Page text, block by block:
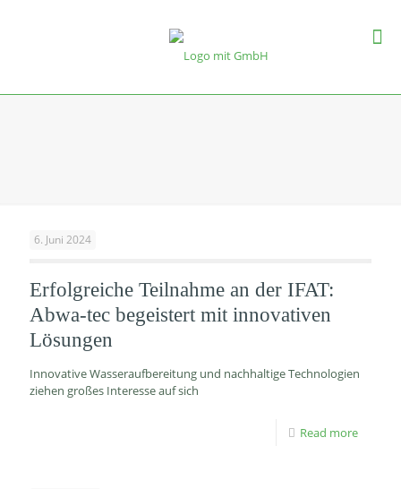
6. Juni 2024
Erfolgreiche Teilnahme an der IFAT:
Abwa-tec begeistert mit innovativen
Lösungen
Innovative Wasseraufbereitung und nachhaltige Technologien
ziehen großes Interesse auf sich
Read more